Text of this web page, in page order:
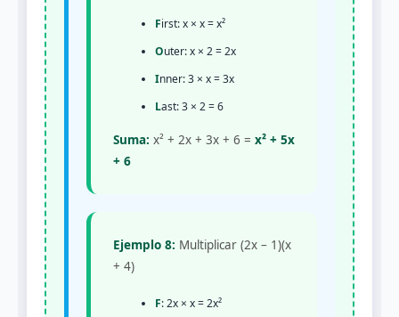
First: x × x = x²
Outer: x × 2 = 2x
Inner: 3 × x = 3x
Last: 3 × 2 = 6
Suma: x² + 2x + 3x + 6 = x² + 5x
+ 6
Ejemplo 8: Multiplicar (2x – 1)(x
+ 4)
F: 2x × x = 2x²